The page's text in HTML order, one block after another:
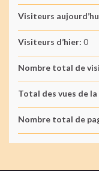
Visiteurs
Visiteurs d’hier: 0
Nombre total de
Total des vues de la
Nombre total de